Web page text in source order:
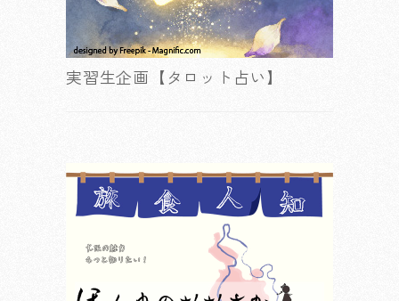
実習生企画【タロット占い】